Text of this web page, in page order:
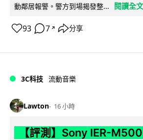
動鄰居報警。警方到場揭發整...
閱讀全文
93 7 ↗ 分享
3C科技 流動音樂
Lawton 16 小時
【評測】Sony IER-